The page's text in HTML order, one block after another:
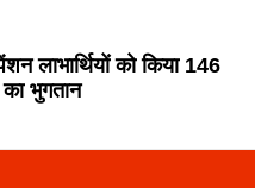
लाभार्थियों को किया 146
भुगतान